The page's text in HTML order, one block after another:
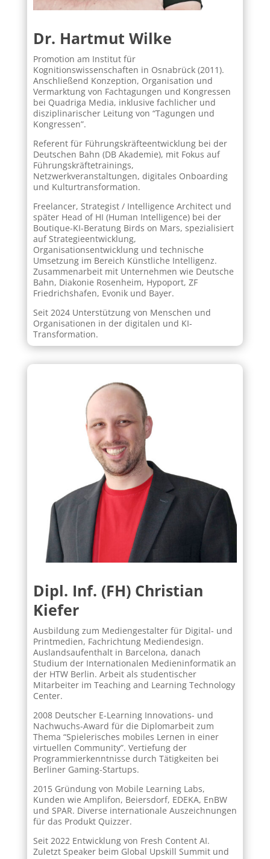
Dr. Hartmut Wilke
Promotion am Institut für
Kognitionswissenschaften in Osnabrück (2011).
Anschließend Konzeption, Organisation und
Vermarktung von Fachtagungen und Kongressen
bei Quadriga Media, inklusive fachlicher und
disziplinarischer Leitung von “Tagungen und
Kongressen”.
Referent für Führungskräfteentwicklung bei der
Deutschen Bahn (DB Akademie), mit Fokus auf
Führungskräftetrainings,
Netzwerkveranstaltungen, digitales Onboarding
und Kulturtransformation.
Freelancer, Strategist / Intelligence Architect und
später Head of HI (Human Intelligence) bei der
Boutique-KI-Beratung Birds on Mars, spezialisiert
auf Strategieentwicklung,
Organisationsentwicklung und technische
Umsetzung im Bereich Künstliche Intelligenz.
Zusammenarbeit mit Unternehmen wie Deutsche
Bahn, Diakonie Rosenheim, Hypoport, ZF
Friedrichshafen, Evonik und Bayer.
Seit 2024 Unterstützung von Menschen und
Organisationen in der digitalen und KI-
Transformation.
Dipl. Inf. (FH) Christian
Kiefer
Ausbildung zum Mediengestalter für Digital- und
Printmedien, Fachrichtung Mediendesign.
Auslandsaufenthalt in Barcelona, danach
Studium der Internationalen Medieninformatik an
der HTW Berlin. Arbeit als studentischer
Mitarbeiter im Teaching and Learning Technology
Center.
2008 Deutscher E-Learning Innovations- und
Nachwuchs-Award für die Diplomarbeit zum
Thema “Spielerisches mobiles Lernen in einer
virtuellen Community”. Vertiefung der
Programmierkenntnisse durch Tätigkeiten bei
Berliner Gaming-Startups.
2015 Gründung von Mobile Learning Labs,
Kunden wie Amplifon, Beiersdorf, EDEKA, EnBW
und SPAR. Diverse internationale Auszeichnungen
für das Produkt Quizzer.
Seit 2022 Entwicklung von Fresh Content AI.
Zuletzt Speaker beim Global Upskill Summit und